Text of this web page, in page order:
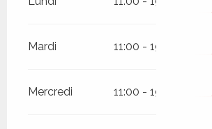
Mardi 11:00 - 19:00
Mercredi 11:00 - 19:00